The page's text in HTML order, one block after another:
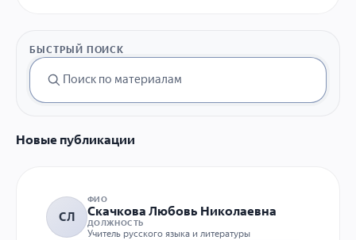
БЫСТРЫЙ ПОИСК
Новые публикации
CЛ
ФИО
Cкачкова Любовь Николаевна
ДОЛЖНОСТЬ
Учитель русского языка и литературы